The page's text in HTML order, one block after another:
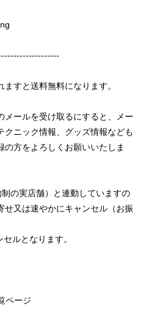
ますと送料無料になります。
メールを受け取るにすると、メー
クニック情報、グッズ情報なども
方をよろしくお願いいたしま
制の実店舗）と連動していますの
せ又は速やかにキャンセル（お振
ルとなります。
ページ